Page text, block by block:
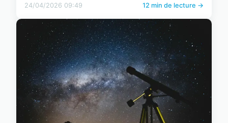
24/04/2026 09:49 12 min de lecture →